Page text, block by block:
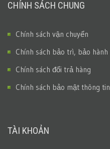
CHÍNH SÁCH CHUNG
Chính sách vận chuyển
Chính sách bảo trì, bảo hành
Chính sách đổi trả hàng
Chính sách bảo mật thông tin
TÀI KHOẢN